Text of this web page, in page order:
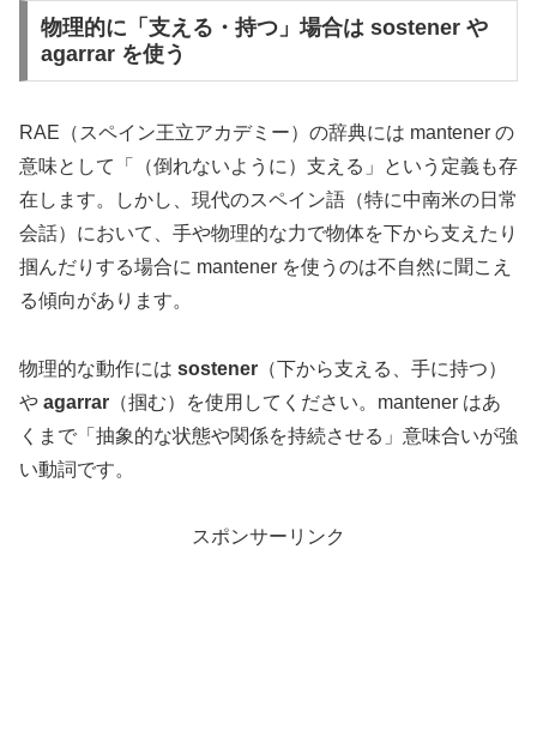
物理的に「支える・持つ」場合は sostener や
agarrar を使う
RAE（スペイン王立アカデミー）の辞典には mantener の
意味として「（倒れないように）支える」という定義も存
在します。しかし、現代のスペイン語（特に中南米の日常
会話）において、手や物理的な力で物体を下から支えたり
掴んだりする場合に mantener を使うのは不自然に聞こえ
る傾向があります。
物理的な動作には sostener （下から支える、手に持つ）
や agarrar （掴む）を使用してください。mantener はあ
くまで「抽象的な状態や関係を持続させる」意味合いが強
い動詞です。
スポンサーリンク